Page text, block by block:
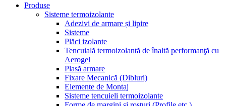
Produse
Sisteme termoizolante
Adezivi de armare și lipire
Sisteme
Plăci izolante
Tencuială termoizolantă de înaltă performanţă cu
Aerogel
Plasă armare
Fixare Mecanică (Dibluri)
Elemente de Montaj
Sisteme tencuieli termoizolante